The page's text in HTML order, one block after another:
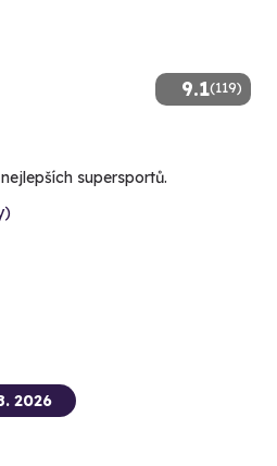
9.1(119)
supersportů.
2026